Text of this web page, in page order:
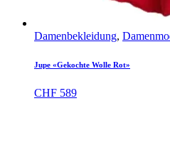
Damenbekleidung,
Jupe «Gekochte Wolle Rot»
CHF 589